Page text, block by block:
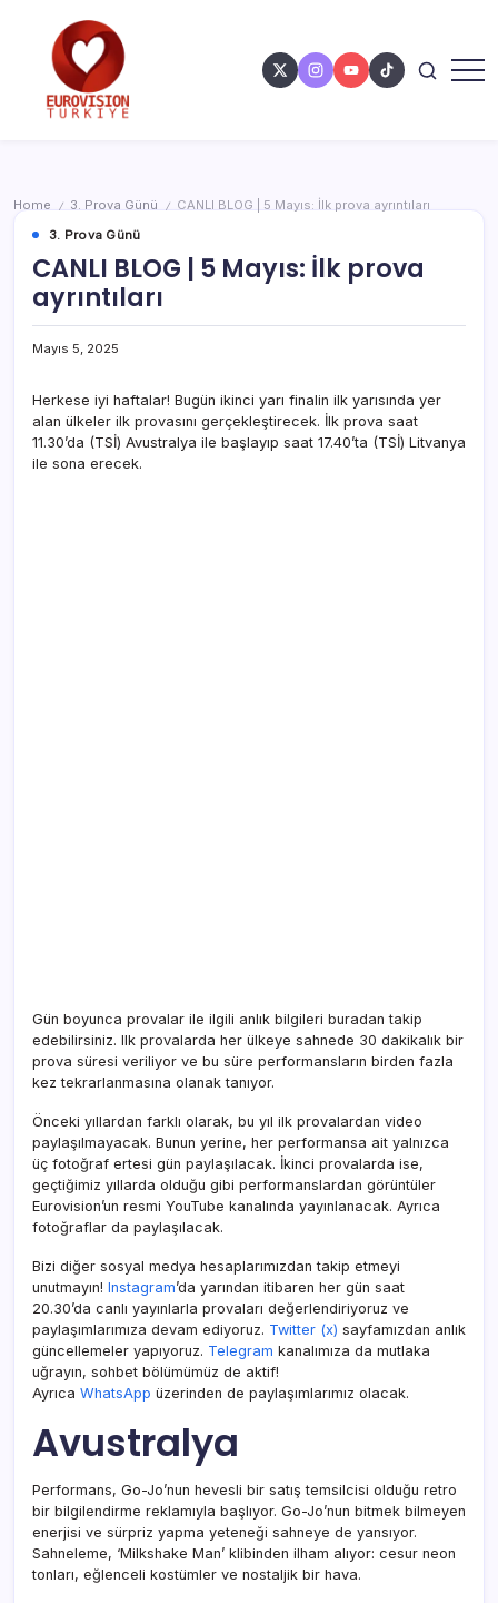
Home / 3. Prova Günü /
CANLI BLOG | 5 Mayıs: İlk prova ayrıntıları
3. Prova Günü
CANLI BLOG | 5 Mayıs: İlk prova
ayrıntıları
Mayıs 5, 2025
Herkese iyi haftalar! Bugün ikinci yarı finalin ilk yarısında yer
alan ülkeler ilk provasını gerçekleştirecek. İlk prova saat
11.30’da (TSİ) Avustralya ile başlayıp saat 17.40’ta (TSİ) Litvanya
ile sona erecek.
Gün boyunca provalar ile ilgili anlık bilgileri buradan takip
edebilirsiniz. Ilk provalarda her ülkeye sahnede 30 dakikalık bir
prova süresi veriliyor ve bu süre performansların birden fazla
kez tekrarlanmasına olanak tanıyor.
Önceki yıllardan farklı olarak, bu yıl ilk provalardan video
paylaşılmayacak. Bunun yerine, her performansa ait yalnızca
üç fotoğraf ertesi gün paylaşılacak. İkinci provalarda ise,
geçtiğimiz yıllarda olduğu gibi performanslardan görüntüler
Eurovision’un resmi YouTube kanalında yayınlanacak. Ayrıca
fotoğraflar da paylaşılacak.
Bizi diğer sosyal medya hesaplarımızdan takip etmeyi
unutmayın! Instagram’da yarından itibaren her gün saat
20.30’da canlı yayınlarla provaları değerlendiriyoruz ve
paylaşımlarımıza devam ediyoruz. Twitter (x) sayfamızdan anlık
güncellemeler yapıyoruz. Telegram kanalımıza da mutlaka
uğrayın, sohbet bölümümüz de aktif!
Ayrıca WhatsApp üzerinden de paylaşımlarımız olacak.
Avustralya
Performans, Go-Jo’nun hevesli bir satış temsilcisi olduğu retro
bir bilgilendirme reklamıyla başlıyor. Go-Jo’nun bitmek bilmeyen
enerjisi ve sürpriz yapma yeteneği sahneye de yansıyor.
Sahneleme, ‘Milkshake Man’ klibinden ilham alıyor: cesur neon
tonları, eğlenceli kostümler ve nostaljik bir hava.